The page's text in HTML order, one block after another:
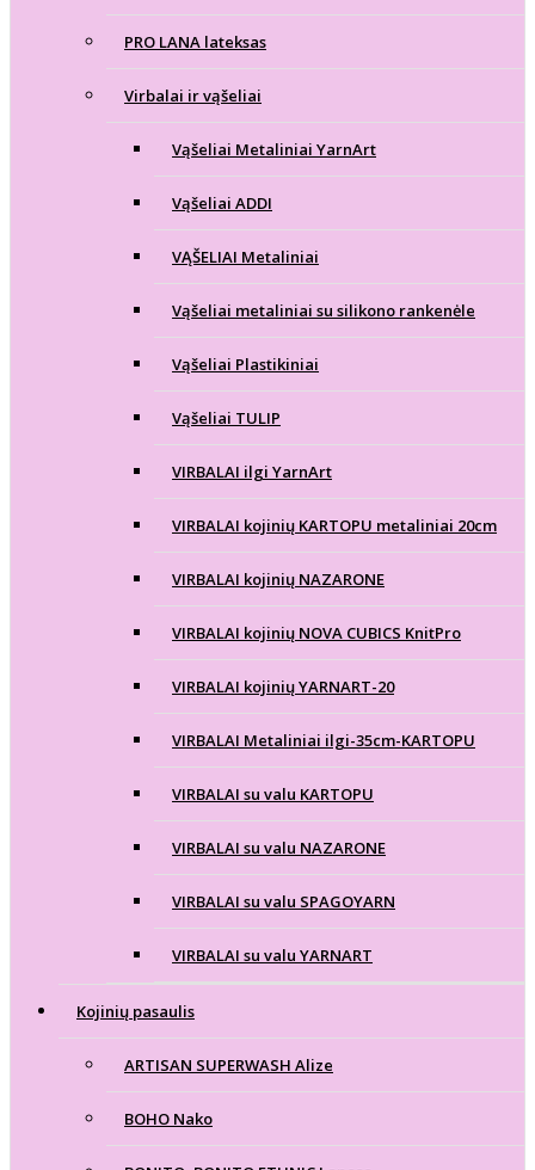
PRO LANA lateksas
Virbalai ir vąšeliai
Vąšeliai Metaliniai YarnArt
Vąšeliai ADDI
VĄŠELIAI Metaliniai
Vąšeliai metaliniai su silikono rankenėle
Vąšeliai Plastikiniai
Vąšeliai TULIP
VIRBALAI ilgi YarnArt
VIRBALAI kojinių KARTOPU metaliniai 20cm
VIRBALAI kojinių NAZARONE
VIRBALAI kojinių NOVA CUBICS KnitPro
VIRBALAI kojinių YARNART-20
VIRBALAI Metaliniai ilgi-35cm-KARTOPU
VIRBALAI su valu KARTOPU
VIRBALAI su valu NAZARONE
VIRBALAI su valu SPAGOYARN
VIRBALAI su valu YARNART
Kojinių pasaulis
ARTISAN SUPERWASH Alize
BOHO Nako